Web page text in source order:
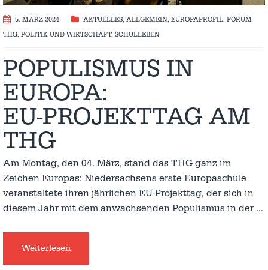
5. MÄRZ 2024 AKTUELLES, ALLGEMEIN, EUROPAPROFIL, FORUM
THG, POLITIK UND WIRTSCHAFT, SCHULLEBEN
POPULISMUS IN
EUROPA:
EU-PROJEKTTAG AM
THG
Am Montag, den 04. März, stand das THG ganz im
Zeichen Europas: Niedersachsens erste Europaschule
veranstaltete ihren jährlichen EU-Projekttag, der sich in
diesem Jahr mit dem anwachsenden Populismus in der …
Weiterlesen